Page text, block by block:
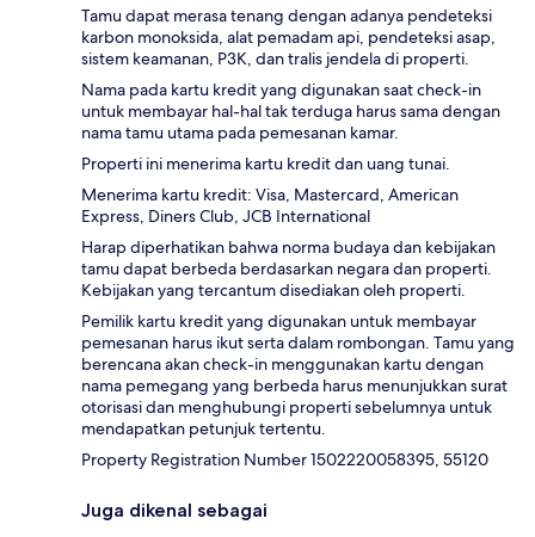
Tamu dapat merasa tenang dengan adanya pendeteksi
karbon monoksida, alat pemadam api, pendeteksi asap,
sistem keamanan, P3K, dan tralis jendela di properti.
Nama pada kartu kredit yang digunakan saat check-in
untuk membayar hal-hal tak terduga harus sama dengan
nama tamu utama pada pemesanan kamar.
Properti ini menerima kartu kredit dan uang tunai.
Menerima kartu kredit: Visa, Mastercard, American
Express, Diners Club, JCB International
Harap diperhatikan bahwa norma budaya dan kebijakan
tamu dapat berbeda berdasarkan negara dan properti.
Kebijakan yang tercantum disediakan oleh properti.
Pemilik kartu kredit yang digunakan untuk membayar
pemesanan harus ikut serta dalam rombongan. Tamu yang
berencana akan check-in menggunakan kartu dengan
nama pemegang yang berbeda harus menunjukkan surat
otorisasi dan menghubungi properti sebelumnya untuk
mendapatkan petunjuk tertentu.
Property Registration Number 1502220058395, 55120
Juga dikenal sebagai